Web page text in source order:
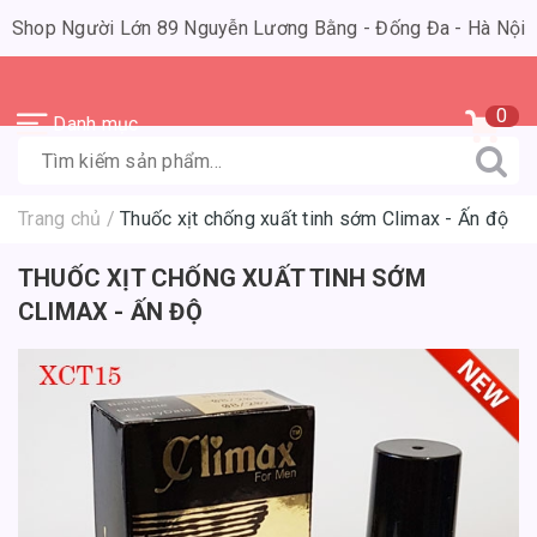
Shop Người Lớn 89 Nguyễn Lương Bằng - Đống Đa - Hà Nội
Danh mục 0
Trang chủ / Thuốc xịt chống xuất tinh sớm Climax - Ấn độ
THUỐC XỊT CHỐNG XUẤT TINH SỚM
CLIMAX - ẤN ĐỘ